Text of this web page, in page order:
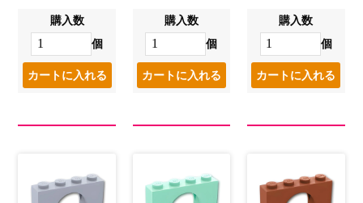
購入数
個
購入数
個
購入数
個